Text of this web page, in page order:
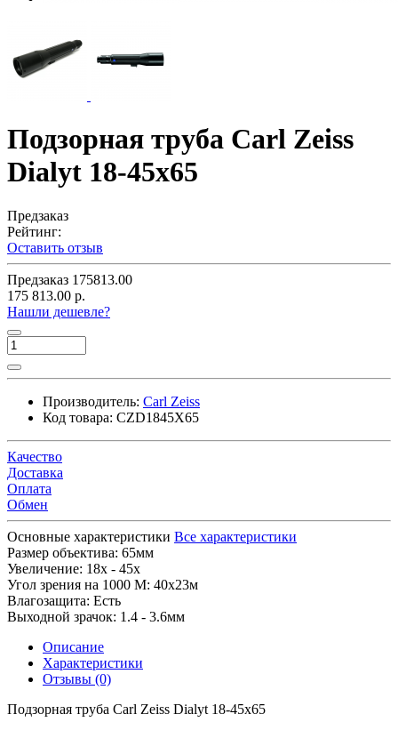
Подзорная труба Carl Zeiss
Dialyt 18-45x65
Предзаказ
Рейтинг:
Оставить отзыв
Предзаказ 175813.00
175 813.00 р.
Нашли дешевле?
Производитель: Carl Zeiss
Код товара: CZD1845X65
Качество
Доставка
Оплата
Обмен
Основные характеристики Все характеристики
Размер объектива: 65мм
Увеличение: 18x - 45x
Угол зрения на 1000 М: 40x23м
Влагозащита: Есть
Выходной зрачок: 1.4 - 3.6мм
Описание
Характеристики
Отзывы (0)
Подзорная труба Carl Zeiss Dialyt 18-45x65